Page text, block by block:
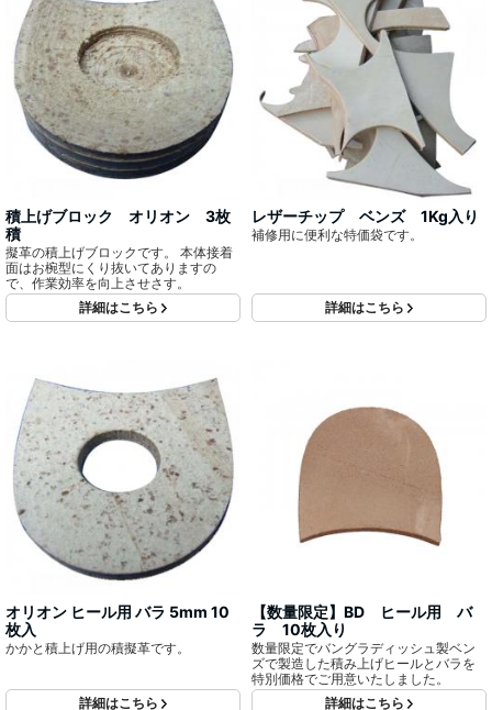
積上げブロック オリオン 3枚
積
擬革の積上げブロックです。 本体接着
面はお椀型にくり抜いてありますの
で、作業効率を向上させさす。
詳細はこちら
レザーチップ ベンズ 1Kg入り
補修用に便利な特価袋です。
詳細はこちら
オリオン ヒール用 バラ 5mm 10
枚入
かかと積上げ用の積擬革です。
詳細はこちら
【数量限定】BD ヒール用 バ
ラ 10枚入り
数量限定でバングラディッシュ製ベン
ズで製造した積み上げヒールとバラを
特別価格でご用意いたしました。
詳細はこちら